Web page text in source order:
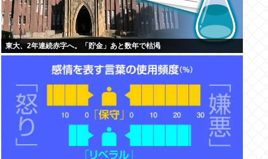
東大、2年連続赤字へ。「貯金」あと数年で枯渇